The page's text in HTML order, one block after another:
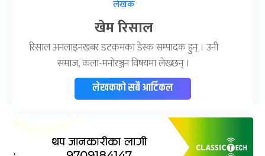
लेखक
खेम रिसाल
रिसाल अनलाइनखबर डटकमका डेस्क सम्पादक हुन् । उनी
समाज, कला-मनोरञ्जन विषयमा लेख्छन् ।
लेखकको सबै आर्टिकल